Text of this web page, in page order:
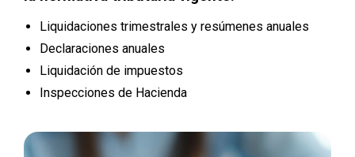
Liquidaciones trimestrales y resúmenes anuales
Declaraciones anuales
Liquidación de impuestos
Inspecciones de Hacienda